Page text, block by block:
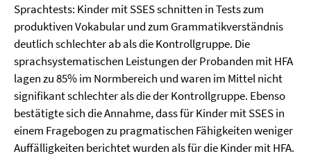
Sprachtests: Kinder mit SSES schnitten in Tests zum
produktiven Vokabular und zum Grammatikverständnis
deutlich schlechter ab als die Kontrollgruppe. Die
sprachsystematischen Leistungen der Probanden mit HFA
lagen zu 85% im Normbereich und waren im Mittel nicht
signifikant schlechter als die der Kontrollgruppe. Ebenso
bestätigte sich die Annahme, dass für Kinder mit SSES in
einem Fragebogen zu pragmatischen Fähigkeiten weniger
Auffälligkeiten berichtet wurden als für die Kinder mit HFA.